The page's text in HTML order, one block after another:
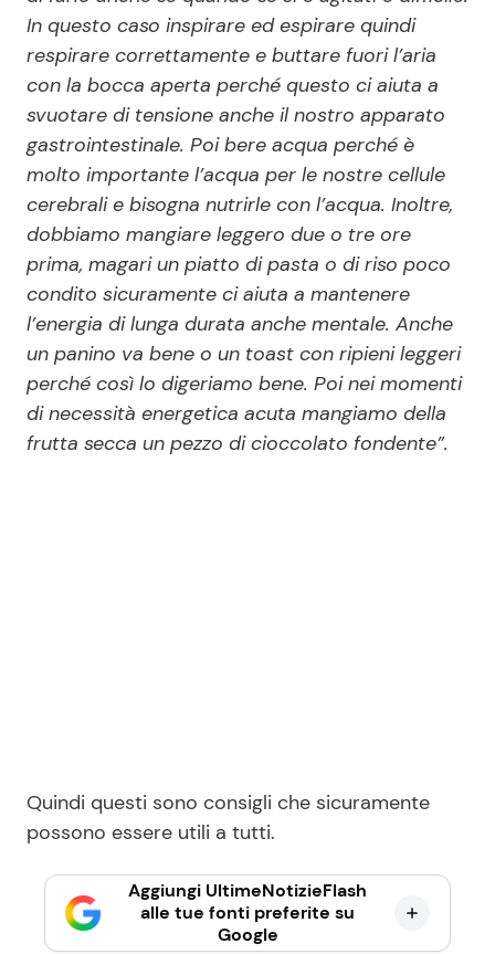
In questo caso inspirare ed espirare quindi
respirare correttamente e buttare fuori l’aria
con la bocca aperta perché questo ci aiuta a
svuotare di tensione anche il nostro apparato
gastrointestinale. Poi bere acqua perché è
molto importante l’acqua per le nostre cellule
cerebrali e bisogna nutrirle con l’acqua. Inoltre,
dobbiamo mangiare leggero due o tre ore
prima, magari un piatto di pasta o di riso poco
condito sicuramente ci aiuta a mantenere
l’energia di lunga durata anche mentale. Anche
un panino va bene o un toast con ripieni leggeri
perché così lo digeriamo bene. Poi nei momenti
di necessità energetica acuta mangiamo della
frutta secca un pezzo di cioccolato fondente”.
Quindi questi sono consigli che sicuramente
possono essere utili a tutti.
Aggiungi UltimeNotizieFlash
alle tue fonti preferite su
Google